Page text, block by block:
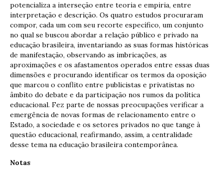
potencializa a interseção entre teoria e empiria, entre
interpretação e descrição. Os quatro estudos procuraram
compor, cada um com seu recorte específico, um conjunto
no qual se buscou abordar a relação público e privado na
educação brasileira, inventariando as suas formas históricas
de manifestação, observando as imbricações, as
aproximações e os afastamentos operados entre essas duas
dimensões e procurando identificar os termos da oposição
que marcou o conflito entre publicistas e privatistas no
âmbito do debate e da participação nos rumos da política
educacional. Fez parte de nossas preocupações verificar a
emergência de novas formas de relacionamento entre o
Estado, a sociedade e os setores privados no que tange à
questão educacional, reafirmando, assim, a centralidade
desse tema na educação brasileira contemporânea.
Notas